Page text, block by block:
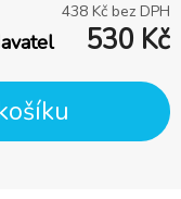
438 Kč bez DPH
530 Kč